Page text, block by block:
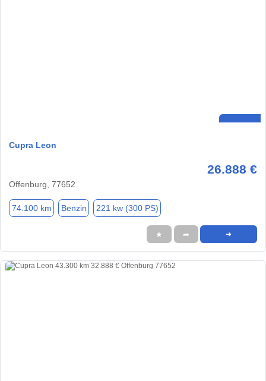
Cupra Leon
26.888 €
Offenburg, 77652
74.100 km Benzin 221 kw (300 PS)
★ ➦ ➜